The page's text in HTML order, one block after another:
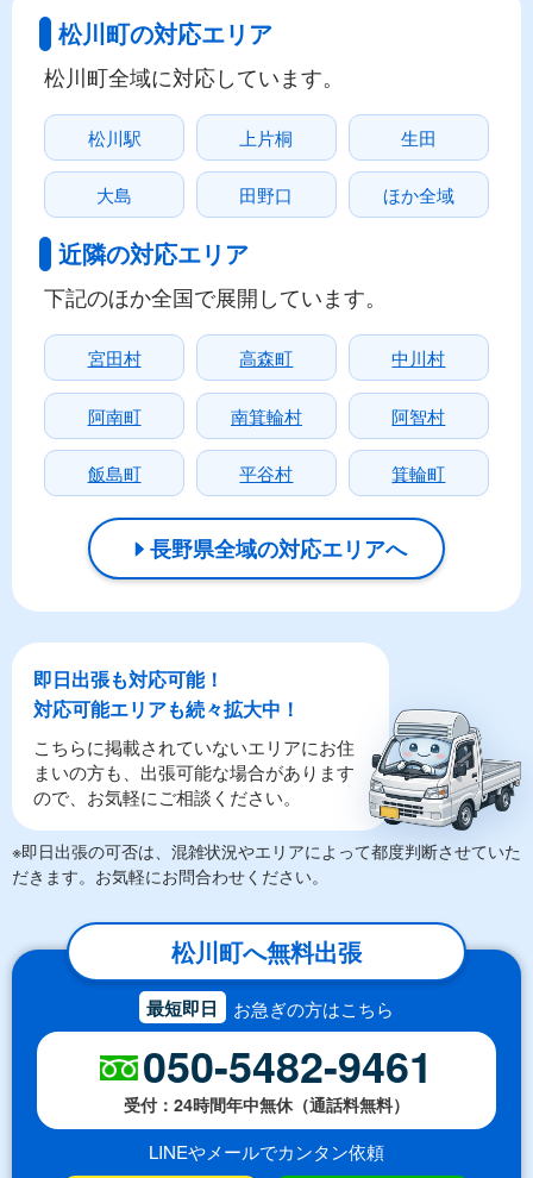
松川町の対応エリア
松川町全域に対応しています。
松川駅 上片桐 生田
大島 田野口 ほか全域
近隣の対応エリア
下記のほか全国で展開しています。
宮田村 高森町 中川村
阿南町 南箕輪村 阿智村
飯島町 平谷村 箕輪町
長野県全域の対応エリアへ
即日出張も対応可能！
対応可能エリアも続々拡大中！
こちらに掲載されていないエリアにお住
まいの方も、出張可能な場合があります
ので、お気軽にご相談ください。
※即日出張の可否は、混雑状況やエリアによって都度判断させていた
だきます。お気軽にお問合わせください。
松川町へ無料出張
最短即日 お急ぎの方はこちら
050-5482-9461
受付：24時間年中無休（通話料無料）
LINEやメールでカンタン依頼